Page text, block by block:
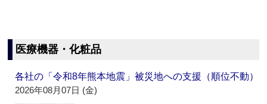
医療機器・化粧品
各社の「令和8年熊本地震」被災地への支援（順位不動）
2026年08月07日 (金)